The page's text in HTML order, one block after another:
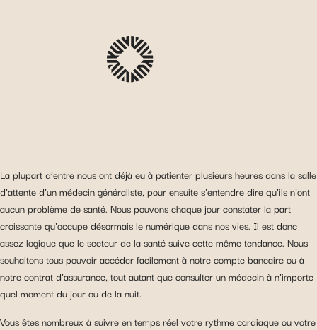
La plupart d’entre nous ont déjà eu à patienter plusieurs heures dans la salle
d’attente d’un médecin généraliste, pour ensuite s’entendre dire qu’ils n’ont
aucun problème de santé. Nous pouvons chaque jour constater la part
croissante qu’occupe désormais le numérique dans nos vies. Il est donc
assez logique que le secteur de la santé suive cette même tendance. Nous
souhaitons tous pouvoir accéder facilement à notre compte bancaire ou à
notre contrat d’assurance, tout autant que consulter un médecin à n’importe
quel moment du jour ou de la nuit.
Vous êtes nombreux à suivre en temps réel votre rythme cardiaque ou votre